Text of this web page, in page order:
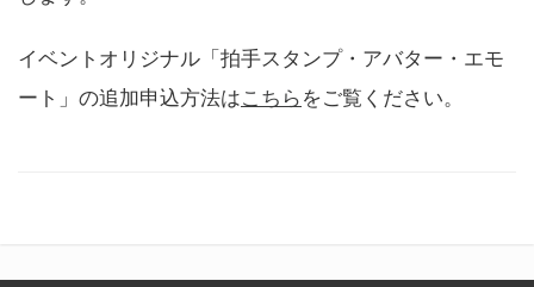
イベントオリジナル「拍手スタンプ・アバター・エモ
ート」の追加申込方法はこちら をご覧ください。